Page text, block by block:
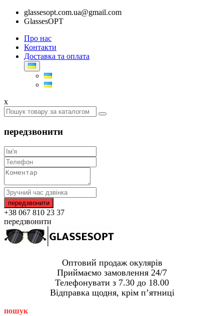
glassesopt.com.ua@gmail.com
GlassesOPT
Про нас
Контакти
Доставка та оплата
x
передзвонити
+38 067 810 23 37
передзвонити
Оптовий продаж окулярів
Приймаємо замовлення 24/7
Телефонувати з 7.30 до 18.00
Відправка щодня, крім пʼятниці
пошук